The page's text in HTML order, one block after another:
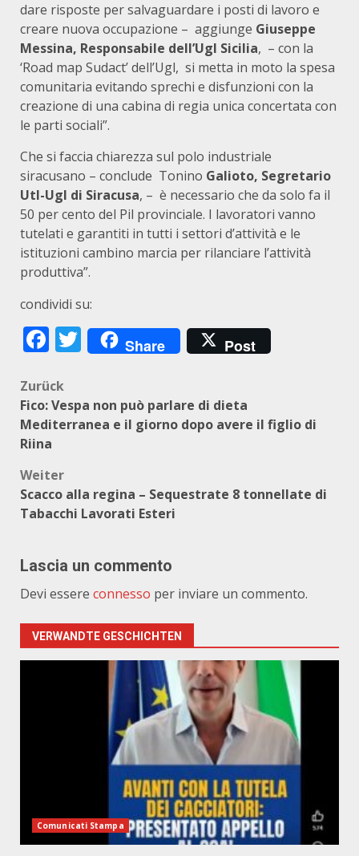
dare risposte per salvaguardare i posti di lavoro e
creare nuova occupazione – aggiunge Giuseppe
Messina, Responsabile dell’Ugl Sicilia, – con la
‘Road map Sudact’ dell’Ugl, si metta in moto la spesa
comunitaria evitando sprechi e disfunzioni con la
creazione di una cabina di regia unica concertata con
le parti sociali”.
Che si faccia chiarezza sul polo industriale
siracusano – conclude Tonino Galioto, Segretario
Utl-Ugl di Siracusa, – è necessario che da solo fa il
50 per cento del Pil provinciale. I lavoratori vanno
tutelati e garantiti in tutti i settori d’attività e le
istituzioni cambino marcia per rilanciare l’attività
produttiva”.
condividi su:
Facebook
Twitter
Share Post
Beitragsnavigation
Zurück
Fico: Vespa non può parlare di dieta
Mediterranea e il giorno dopo avere il figlio di
Riina
Weiter
Scacco alla regina – Sequestrate 8 tonnellate di
Tabacchi Lavorati Esteri
Lascia un commento
Devi essere connesso per inviare un commento.
VERWANDTE GESCHICHTEN
Comunicati Stampa